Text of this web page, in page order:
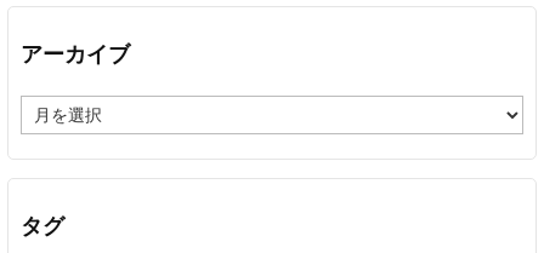
アーカイブ
ー
カ
イ
タグ